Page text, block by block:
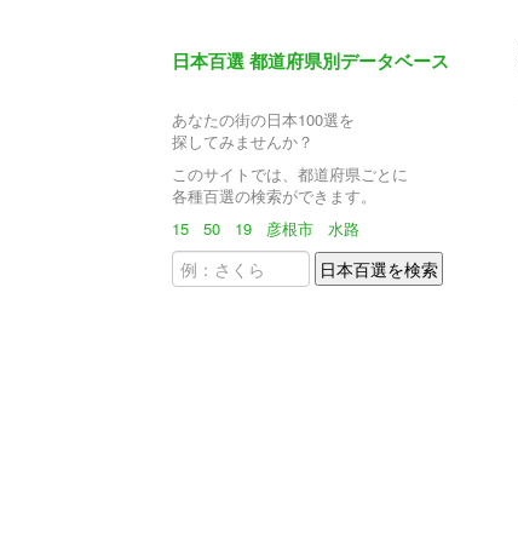
日本百選 都道府県別データベース
あなたの街の日本100選を
探してみませんか？
このサイトでは、都道府県ごとに
各種百選の検索ができます。
15
50 19 彦根市 水路